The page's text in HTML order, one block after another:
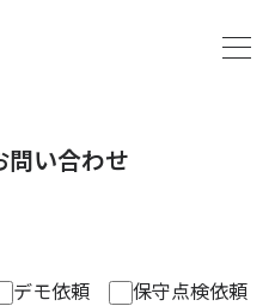
問い合わせ
デモ依頼
保守点検依頼